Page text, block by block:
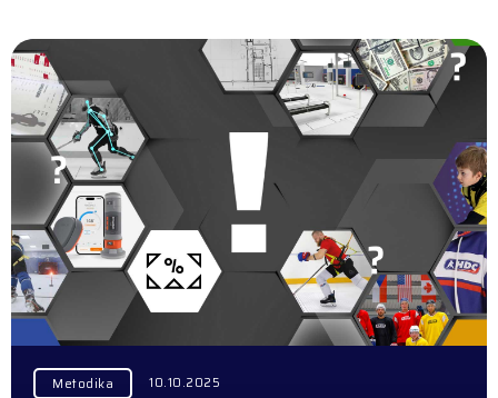
Metodika 10.10.2025